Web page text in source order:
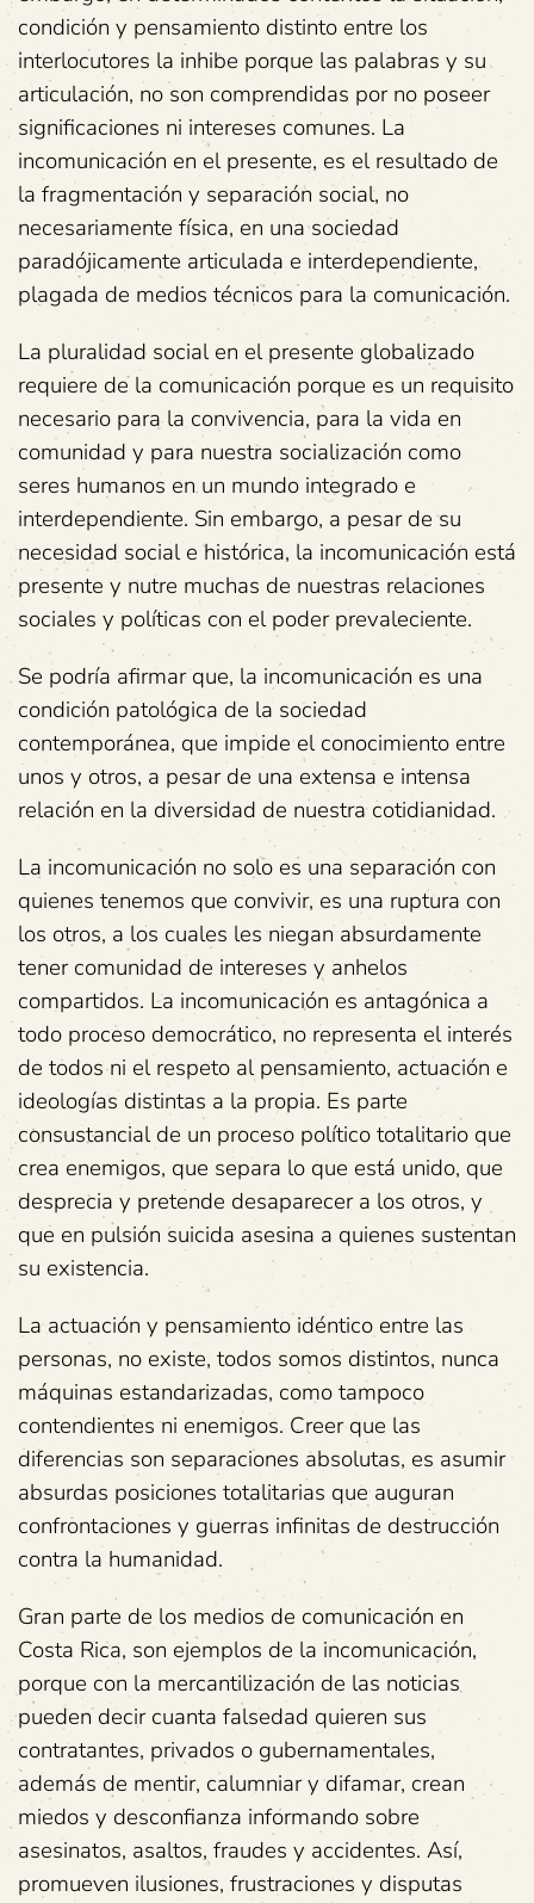
condición y pensamiento distinto entre los
interlocutores la inhibe porque las palabras y su
articulación, no son comprendidas por no poseer
significaciones ni intereses comunes. La
incomunicación en el presente, es el resultado de
la fragmentación y separación social, no
necesariamente física, en una sociedad
paradójicamente articulada e interdependiente,
plagada de medios técnicos para la comunicación.
La pluralidad social en el presente globalizado
requiere de la comunicación porque es un requisito
necesario para la convivencia, para la vida en
comunidad y para nuestra socialización como
seres humanos en un mundo integrado e
interdependiente. Sin embargo, a pesar de su
necesidad social e histórica, la incomunicación está
presente y nutre muchas de nuestras relaciones
sociales y políticas con el poder prevaleciente.
Se podría afirmar que, la incomunicación es una
condición patológica de la sociedad
contemporánea, que impide el conocimiento entre
unos y otros, a pesar de una extensa e intensa
relación en la diversidad de nuestra cotidianidad.
La incomunicación no solo es una separación con
quienes tenemos que convivir, es una ruptura con
los otros, a los cuales les niegan absurdamente
tener comunidad de intereses y anhelos
compartidos. La incomunicación es antagónica a
todo proceso democrático, no representa el interés
de todos ni el respeto al pensamiento, actuación e
ideologías distintas a la propia. Es parte
consustancial de un proceso político totalitario que
crea enemigos, que separa lo que está unido, que
desprecia y pretende desaparecer a los otros, y
que en pulsión suicida asesina a quienes sustentan
su existencia.
La actuación y pensamiento idéntico entre las
personas, no existe, todos somos distintos, nunca
máquinas estandarizadas, como tampoco
contendientes ni enemigos. Creer que las
diferencias son separaciones absolutas, es asumir
absurdas posiciones totalitarias que auguran
confrontaciones y guerras infinitas de destrucción
contra la humanidad.
Gran parte de los medios de comunicación en
Costa Rica, son ejemplos de la incomunicación,
porque con la mercantilización de las noticias
pueden decir cuanta falsedad quieren sus
contratantes, privados o gubernamentales,
además de mentir, calumniar y difamar, crean
miedos y desconfianza informando sobre
asesinatos, asaltos, fraudes y accidentes. Así,
promueven ilusiones, frustraciones y disputas